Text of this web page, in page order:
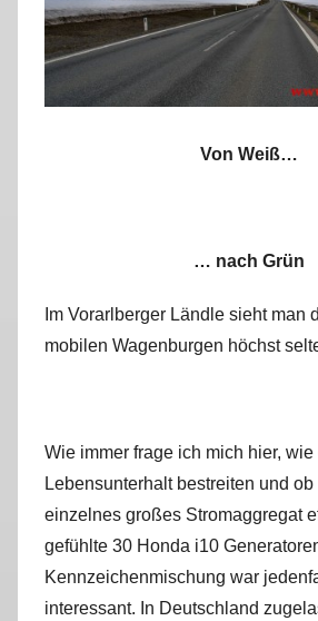
Von Weiß…
… nach Grün
Im Vorarlberger Ländle sieht man
mobilen Wagenburgen höchst
Wie immer frage ich mich hier, wie
Lebensunterhalt bestreiten und
einzelnes großes Stromaggregat
gefühlte 30 Honda i10
Kennzeichenmischung war
interessant. In Deutschland